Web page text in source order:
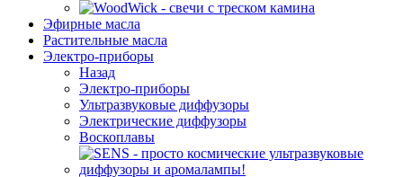
Эфирные масла
Растительные масла
Электро-приборы
Назад
Электро-приборы
Ультразвуковые диффузоры
Электрические диффузоры
Воскоплавы